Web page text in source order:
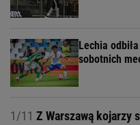
Lechia
sobotnich
1/11 Z Warszawą kojarzy